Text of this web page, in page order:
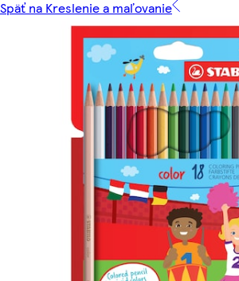
Späť na Kreslenie a maľovanie